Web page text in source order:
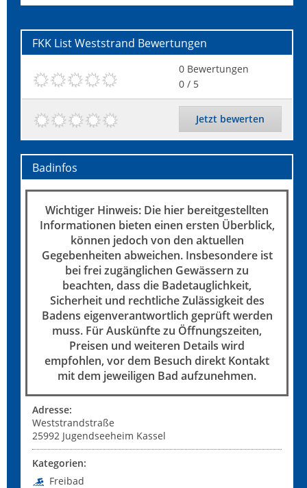
FKK List Weststrand Bewertungen
0 Bewertungen
0 / 5
Jetzt bewerten
Badinfos
Wichtiger Hinweis: Die hier bereitgestellten
Informationen bieten einen ersten Überblick,
können jedoch von den aktuellen
Gegebenheiten abweichen. Insbesondere ist
bei frei zugänglichen Gewässern zu
beachten, dass die Badetauglichkeit,
Sicherheit und rechtliche Zulässigkeit des
Badens eigenverantwortlich geprüft werden
muss. Für Auskünfte zu Öffnungszeiten,
Preisen und weiteren Details wird
empfohlen, vor dem Besuch direkt Kontakt
mit dem jeweiligen Bad aufzunehmen.
Adresse:
Weststrandstraße
25992 Jugendseeheim Kassel
Kategorien:
Freibad